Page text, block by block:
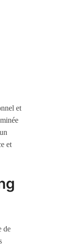
et
et
de